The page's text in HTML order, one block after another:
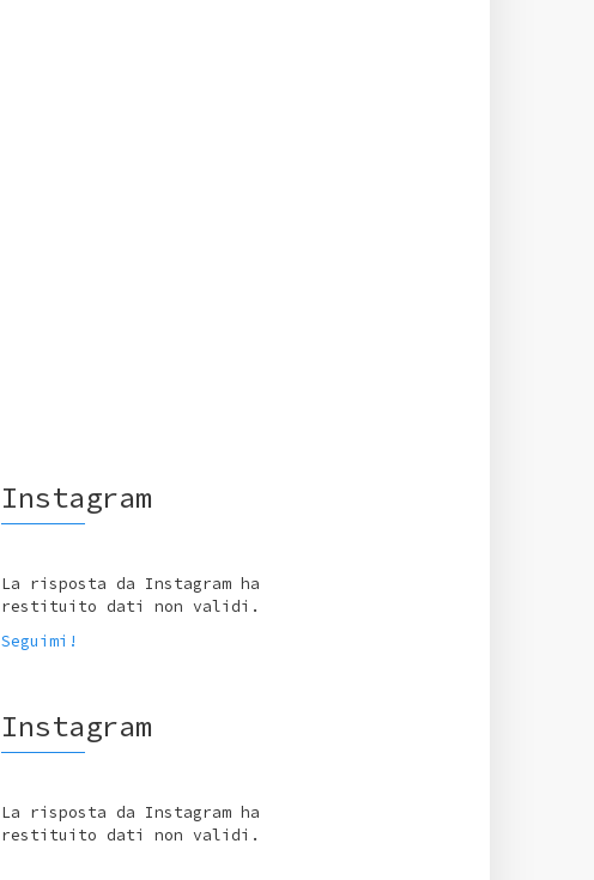
Instagram
La risposta da Instagram ha
restituito dati non validi.
Seguimi!
Instagram
La risposta da Instagram ha
restituito dati non validi.